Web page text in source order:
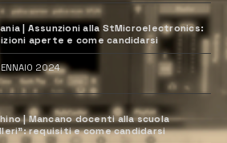
| Assunzioni alla StMicroelectronics:
aperte e come candidarsi
2024
| Mancano docenti alla scuola
requisiti e come candidarsi